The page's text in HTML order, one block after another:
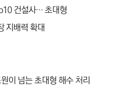
건설사… 초대형
지배력 확대
이 넘는 초대형 해수 처리